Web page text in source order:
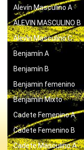
Alevín Masculino A
ALEVIN MASCULINO B
Alevín Masculino C
Benjamín A
Benjamín B
Benjamin femenino
Benjamín Mixto
Cadete Femenino A
Cadete Femenino B
Cadete Masculino A